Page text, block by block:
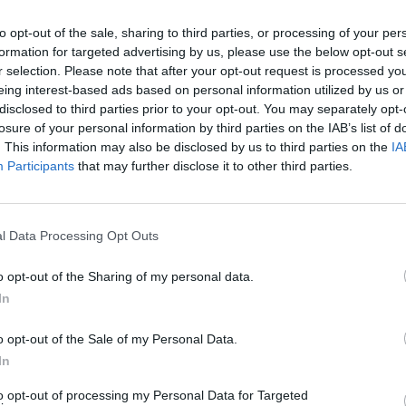
opt-out of the sale, sharing to third parties, or processing of your
for targeted advertising by us, please use the below opt-out
selection. Please note that after your opt-out request is processed
interest-based ads based on personal information utilized by us
to third parties prior to your opt-out. You may separately
of your personal information by third parties on the IAB’s list of
This information may also be disclosed by us to third parties on the
Participants that may further disclose it to other third parties.
Data Processing Opt Outs
opt-out of the Sharing of my personal data.
opt-out of the Sale of my Personal Data.
opt-out of processing my Personal Data for Targeted
επαγγελματίες και ερασιτέχνες χορευτές του
του Μουσείου σε μία μεγάλη πίστα.
Γρίβας (μπαντονεόν), Λία Σελαλμαζίδη